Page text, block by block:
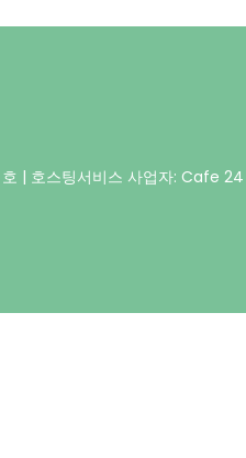
| 호스팅서비스 사업자: Cafe 24